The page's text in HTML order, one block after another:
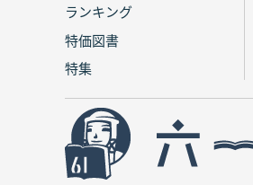
ランキング
特価図書
特集